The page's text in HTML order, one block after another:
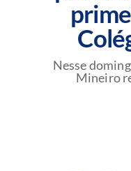
Nesse
Mineiro